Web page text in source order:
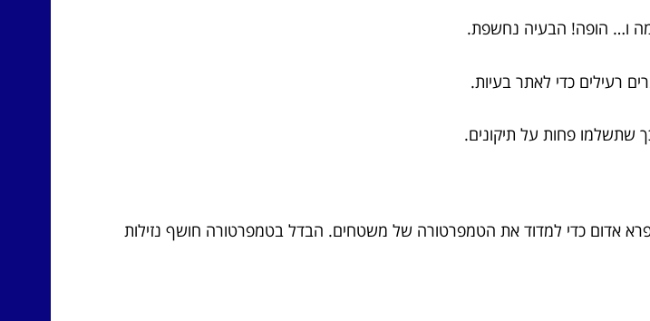
ו… הופה! הבעיה נחשפת.
רעילים כדי לאתר בעיות.
שתשלמו פחות על תיקונים.
אדום כדי למדוד את הטמפרטורה של משטחים. הבדל בטמפרטורה חושף נזילות